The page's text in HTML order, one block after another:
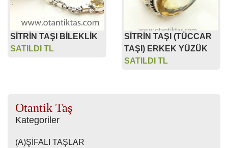
SİTRİN TAŞI BİLEKLİK
SATILDI TL
SİTRİN TAŞI (TÜCCAR
TAŞI) ERKEK YÜZÜK
SATILDI TL
Otantik Taş
Kategoriler
(A)ŞİFALI TAŞLAR